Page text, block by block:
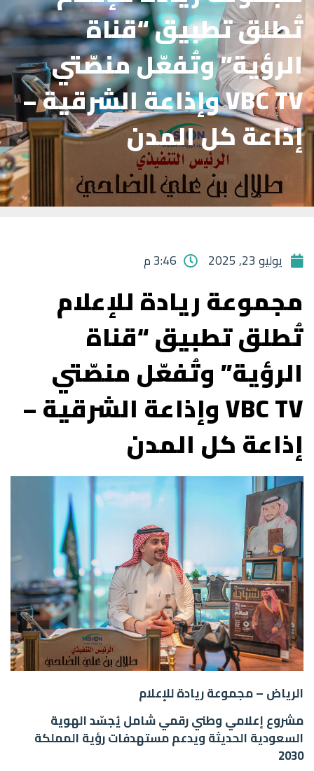
تُطلق تطبيق “قناة
الرؤية” وتُفعّل منصّتي
VBC TV وإذاعة الشرقية –
إذاعة كل المدن
يوليو 23, 2025 3:46 م
مجموعة ريادة للإعلام
تُطلق تطبيق “قناة
الرؤية” وتُفعّل منصّتي
VBC TV وإذاعة الشرقية –
إذاعة كل المدن
الرياض – مجموعة ريادة للإعلام
مشروع إعلامي وطني رقمي شامل يُجسّد الهوية
السعودية الحديثة ويدعم مستهدفات رؤية المملكة
2030